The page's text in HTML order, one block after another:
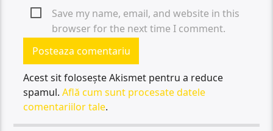
Save my name, email, and website in this
browser for the next time I comment.
Acest sit folosește Akismet pentru a reduce
spamul.Află cum sunt procesate datele
comentariilor tale.